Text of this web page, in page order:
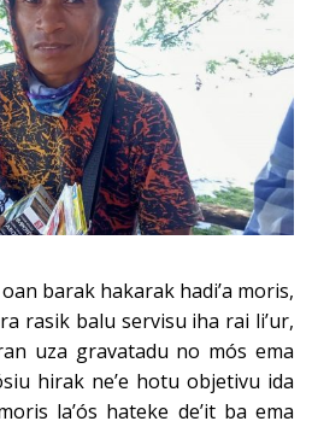
barak hakarak hadi’a moris,
rasik balu servisu iha rai li’ur,
uza gravatadu no mós ema
hirak ne’e hotu objetivu ida
la’ós hateke de’it ba ema